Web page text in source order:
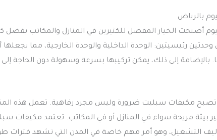
بالرياض
أصبحت الخيار المفضل للكثيرين في المنازل والمكاتب بفضل
رئيسيتين: الوحدة الداخلية والوحدة الخارجية، مما يجعلها
بالإضافة إلى ذلك، يمكن تركيبها بسرعة وسهولة دون الحاجة إلى
تصبح مكيفات سبليت ضرورة وليس مجرد رفاهية. تعمل هذه
بيئة مريحة سواء في المنازل أو في المكاتب. تعتمد مكيفات
التشغيل، وهو أمر مهم خاصة في المدن التي تشهد فترات